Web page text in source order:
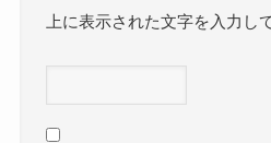
上に表示された文字を入力し